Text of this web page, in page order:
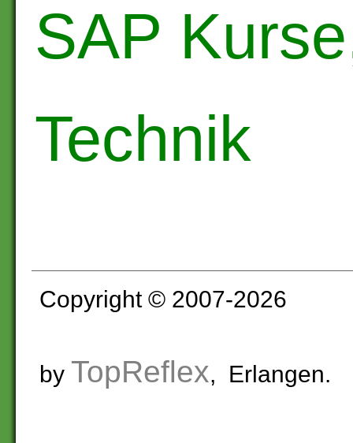
SAP
Technik
Copyright © 2007-2026
by TopReflex, Erlangen.